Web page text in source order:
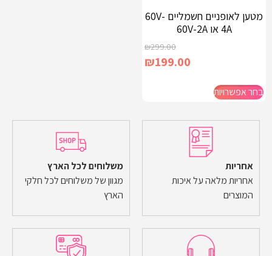
מטען לאופניים חשמליים 60V-
4A או 60V-2A
₪299.00
₪199.00
בחר אפשרויות
אחריות
אחריות מלאה על איכות
המוצרים
משלוחים לכל הארץ
מגוון של משלוחים לכל חלקי
הארץ